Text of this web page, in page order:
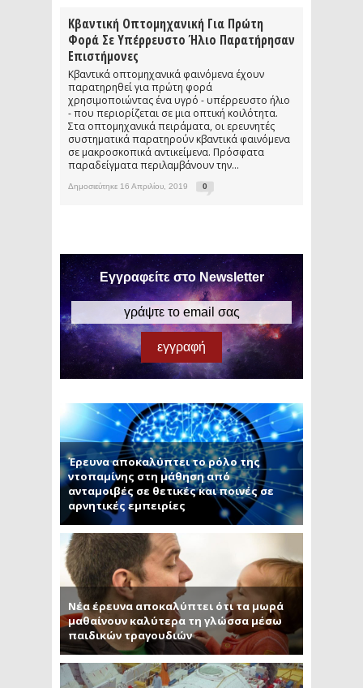
Κβαντική Οπτομηχανική Για Πρώτη
Φορά Σε Υπέρρευστο Ήλιο Παρατήρησαν
Επιστήμονες
Κβαντικά οπτομηχανικά φαινόμενα έχουν
παρατηρηθεί για πρώτη φορά
χρησιμοποιώντας ένα υγρό - υπέρρευστο ήλιο
- που περιορίζεται σε μια οπτική κοιλότητα.
Στα οπτομηχανικά πειράματα, οι ερευνητές
συστηματικά παρατηρούν κβαντικά φαινόμενα
σε μακροσκοπικά αντικείμενα. Πρόσφατα
παραδείγματα περιλαμβάνουν την...
Δημοσιεύτηκε 16 Απριλίου, 2019 0
Εγγραφείτε στο Newsletter
Έρευνα αποκαλύπτει το ρόλο της
ντοπαμίνης στη μάθηση από
ανταμοιβές σε θετικές και ποινές σε
αρνητικές εμπειρίες
Νέα έρευνα αποκαλύπτει ότι τα μωρά
μαθαίνουν καλύτερα τη γλώσσα μέσω
παιδικών τραγουδιών